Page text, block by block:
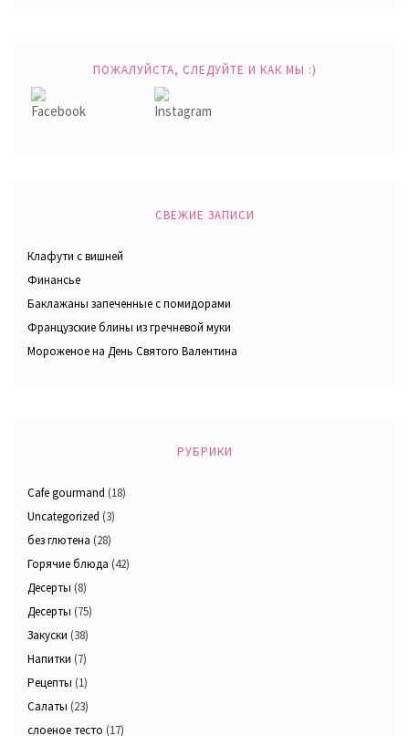
ПОЖАЛУЙСТА, СЛЕДУЙТЕ И КАК МЫ :)
СВЕЖИЕ ЗАПИСИ
Клафути с вишней
Финансье
Баклажаны запеченные с помидорами
Французские блины из гречневой муки
Мороженое на День Святого Валентина
РУБРИКИ
Cafe gourmand (18)
Uncategorized (3)
без глютена (28)
Горячие блюда (42)
Десерты (8)
Десерты (75)
Закуски (38)
Напитки (7)
Рецепты (1)
Салаты (23)
слоеное тесто (17)